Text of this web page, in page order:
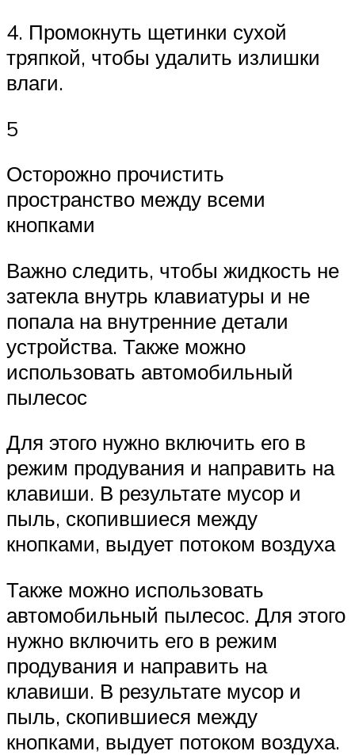
4. Промокнуть щетинки сухой
тряпкой, чтобы удалить излишки
влаги.
5
Осторожно прочистить
пространство между всеми
кнопками
Важно следить, чтобы жидкость не
затекла внутрь клавиатуры и не
попала на внутренние детали
устройства. Также можно
использовать автомобильный
пылесос
Для этого нужно включить его в
режим продувания и направить на
клавиши. В результате мусор и
пыль, скопившиеся между
кнопками, выдует потоком воздуха
Также можно использовать
автомобильный пылесос. Для этого
нужно включить его в режим
продувания и направить на
клавиши. В результате мусор и
пыль, скопившиеся между
кнопками, выдует потоком воздуха.